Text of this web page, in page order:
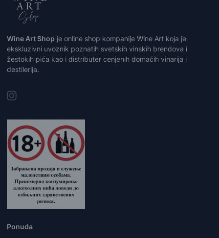
Wine Art Shop je online shop kompanije Wine Art koja je
ekskluzivni uvoznik poznatih svetskih vinskih brendova i
žestokih pića kao i distributer cenjenih domaćih vinarija i
destilerija.
Ponuda